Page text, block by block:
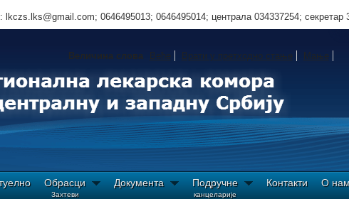
Обрасци
Захтеви
Документа Подручне
канцеларије
Контакти О
0646495013; 0646495014; централа 034337254;
Величина слова Веће Врати у претходно стање Мање